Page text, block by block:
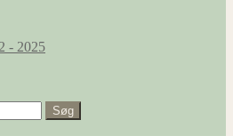
- 2025
Søg